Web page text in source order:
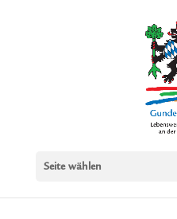
Seite wählen